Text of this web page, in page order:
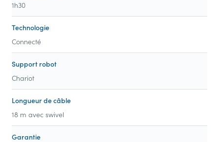
1h30
Technologie
Connecté
Support robot
Chariot
Longueur de câble
18 m avec swivel
Garantie